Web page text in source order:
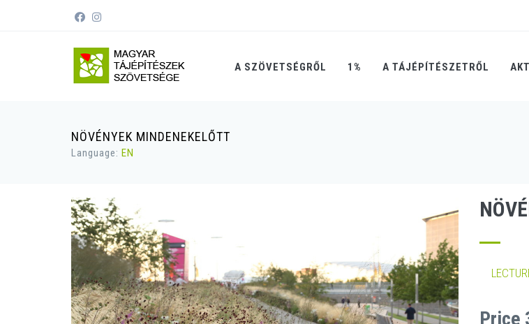
A SZÖVETSÉGRŐL 1% A TÁJÉPÍTÉSZETRŐL
NÖVÉNYEK MINDENEKELŐTT
Language: EN
Price